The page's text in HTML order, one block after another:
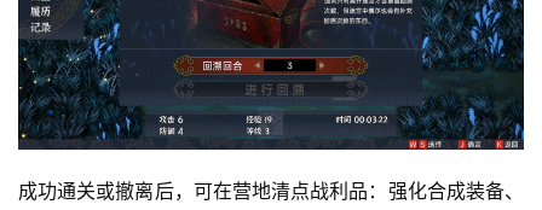
三
届
金
茶
奖
成功通关或撤离后，可在营地清点战利品：强化合成装备、